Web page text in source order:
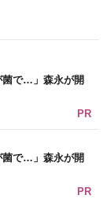
菌で…」森永が開
PR
菌で…」森永が開
PR